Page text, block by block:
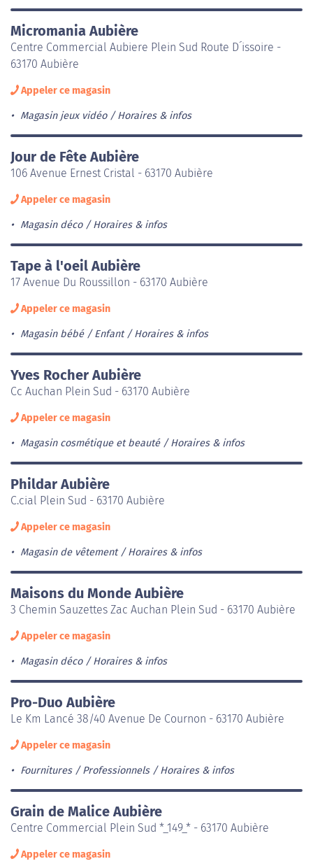
Micromania Aubière
Centre Commercial Aubiere Plein Sud Route D´issoire -
63170 Aubière
Appeler ce magasin
Magasin jeux vidéo Horaires & infos
Jour de Fête Aubière
106 Avenue Ernest Cristal - 63170 Aubière
Appeler ce magasin
Magasin déco Horaires & infos
Tape à l'oeil Aubière
17 Avenue Du Roussillon - 63170 Aubière
Appeler ce magasin
Magasin bébé / Enfant Horaires & infos
Yves Rocher Aubière
Cc Auchan Plein Sud - 63170 Aubière
Appeler ce magasin
Magasin cosmétique et beauté Horaires & infos
Phildar Aubière
C.cial Plein Sud - 63170 Aubière
Appeler ce magasin
Magasin de vêtement Horaires & infos
Maisons du Monde Aubière
3 Chemin Sauzettes Zac Auchan Plein Sud - 63170 Aubière
Appeler ce magasin
Magasin déco Horaires & infos
Pro-Duo Aubière
Le Km Lancé 38/40 Avenue De Cournon - 63170 Aubière
Appeler ce magasin
Fournitures / Professionnels Horaires & infos
Grain de Malice Aubière
Centre Commercial Plein Sud *_149_* - 63170 Aubière
Appeler ce magasin